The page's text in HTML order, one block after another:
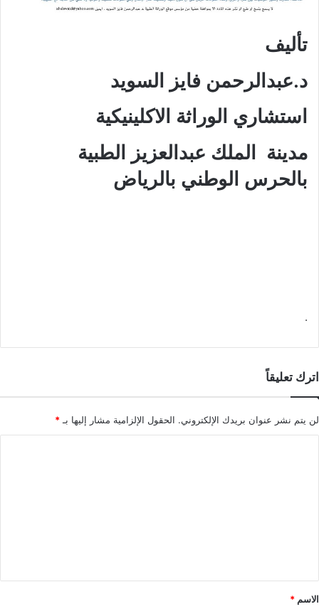
تأليف
د.عبدالرحمن فايز السويد
استشاري الوراثة الاكلينيكية
مدينة الملك عبدالعزيز الطبية
بالحرس الوطني بالرياض
.
اترك تعليقاً
لن يتم نشر عنوان بريدك الإلكتروني. الحقول الإلزامية مشار إليها بـ*
*
الاسم *